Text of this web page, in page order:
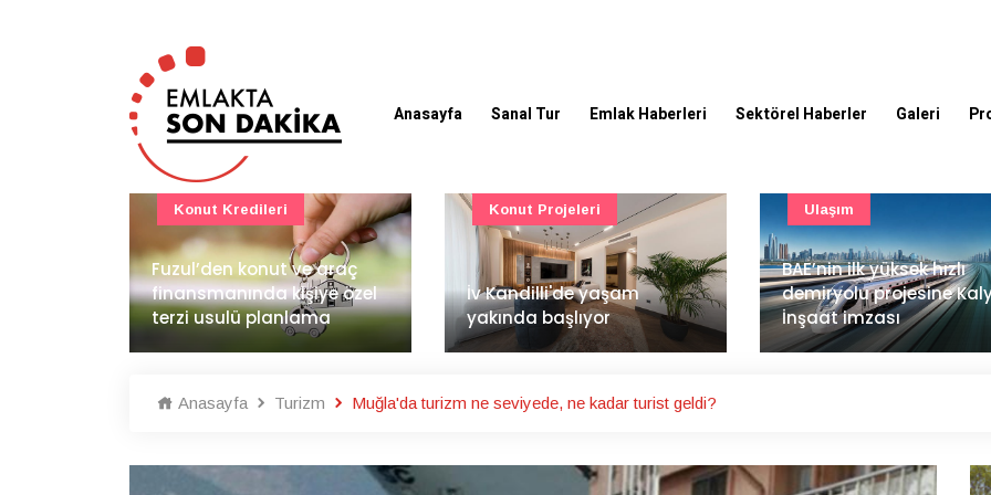
Anasayfa Sanal Tur Emlak Haberleri Sektörel Haberler Galeri
İv Kandilli'de yaşam
yakında başlıyor
Konut Projeleri
BAE’nin ilk yüksek hızlı
demiryolu projesine Kalyon
İnşaat imzası
Ulaşım
Mimarlık ve mühendislik
projeleri e-PYS ile dijital
ortama taşınacak
Güncel
Anasayfa Turizm Muğla'da turizm ne seviyede, ne kadar turist geldi?